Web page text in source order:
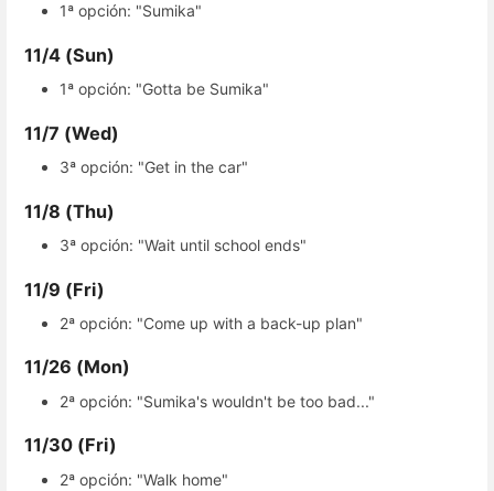
1ª opción: "Sumika"
11/4 (Sun)
1ª opción: "Gotta be Sumika"
11/7 (Wed)
3ª opción: "Get in the car"
11/8 (Thu)
3ª opción: "Wait until school ends"
11/9 (Fri)
2ª opción: "Come up with a back-up plan"
11/26 (Mon)
2ª opción: "Sumika's wouldn't be too bad..."
11/30 (Fri)
2ª opción: "Walk home"